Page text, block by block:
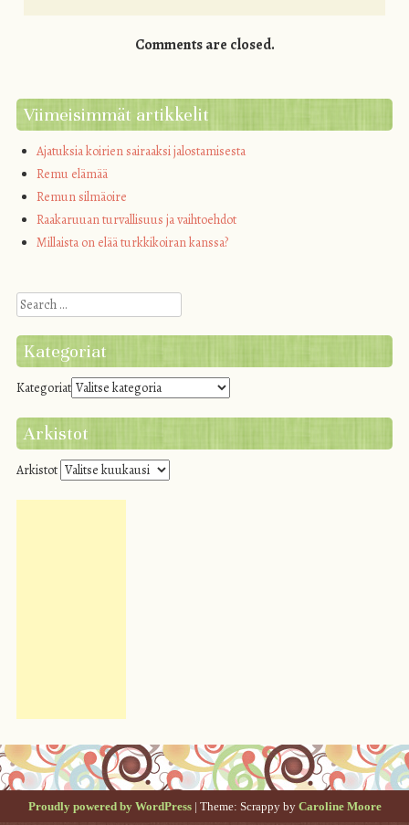
Comments are closed.
Viimeisimmät artikkelit
Ajatuksia koirien sairaaksi jalostamisesta
Remu elämää
Remun silmäoire
Raakaruuan turvallisuus ja vaihtoehdot
Millaista on elää turkkikoiran kanssa?
Search
Kategoriat
Kategoriat
Arkistot
Arkistot
Proudly powered by WordPress | Theme: Scrappy by Caroline Moore